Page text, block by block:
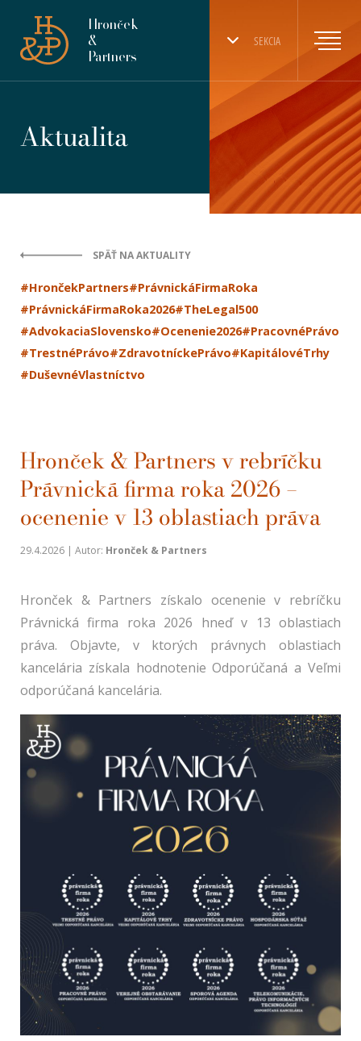
SEKCIA
Hronček
&
Partners
Aktualita
SPÄŤ NA AKTUALITY
#HrončekPartners#PrávnickáFirmaRoka
#PrávnickáFirmaRoka2026#TheLegal500
#AdvokaciaSlovensko#Ocenenie2026#PracovnéPrávo
#TrestnéPrávo#ZdravotníckePrávo#KapitálovéTrhy
#DuševnéVlastníctvo
Hronček & Partners v rebríčku
Právnická firma roka 2026 —
ocenenie v 13 oblastiach práva
29.4.2026 | Autor: Hronček & Partners
Hronček & Partners získalo ocenenie v rebríčku
Právnická firma roka 2026 hneď v 13 oblastiach
práva. Objavte, v ktorých právnych oblastiach
kancelária získala hodnotenie Odporúčaná a Veľmi
odporúčaná kancelária.